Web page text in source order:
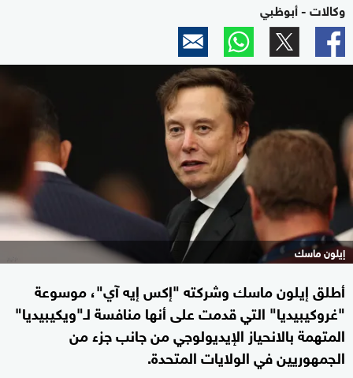
وكالات - أبوظبي
إيلون ماسك
أطلق إيلون ماسك وشركته "إكس إيه آي"، موسوعة
"غروكيبيديا" التي قدمت على أنها منافسة لـ"ويكيبيديا"
المتهمة بالانحياز الإيديولوجي من جانب جزء من
الجمهوريين في الولايات المتحدة.